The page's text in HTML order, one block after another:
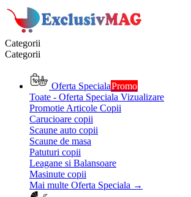
Categorii
Categorii
Oferta SpecialaPromo
Toate - Oferta Speciala Vizualizare
Promotie Articole Copii
Carucioare copii
Scaune auto copii
Scaune de masa
Patuturi copii
Leagane si Balansoare
Masinute copii
Mai multe Oferta Speciala →